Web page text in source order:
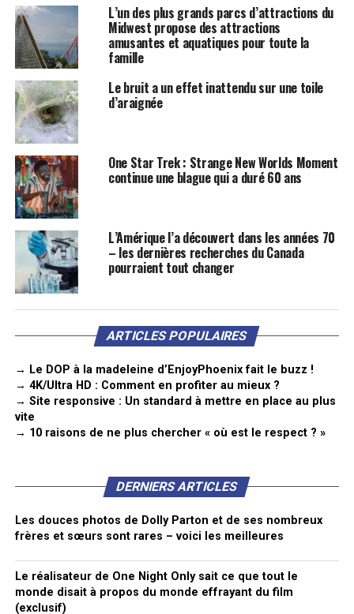
L’un des plus grands parcs d’attractions du
Midwest propose des attractions
amusantes et aquatiques pour toute la
famille
Le bruit a un effet inattendu sur une toile
d’araignée
One Star Trek : Strange New Worlds Moment
continue une blague qui a duré 60 ans
L’Amérique l’a découvert dans les années 70
– les dernières recherches du Canada
pourraient tout changer
ARTICLES POPULAIRES
→ Le DOP à la madeleine d’EnjoyPhoenix fait le buzz !
→ 4K/Ultra HD : Comment en profiter au mieux ?
→ Site responsive : Un standard à mettre en place au plus
vite
→ 10 raisons de ne plus chercher « où est le respect ? »
DERNIERS ARTICLES
Les douces photos de Dolly Parton et de ses nombreux
frères et sœurs sont rares – voici les meilleures
Le réalisateur de One Night Only sait ce que tout le
monde disait à propos du monde effrayant du film
(exclusif)